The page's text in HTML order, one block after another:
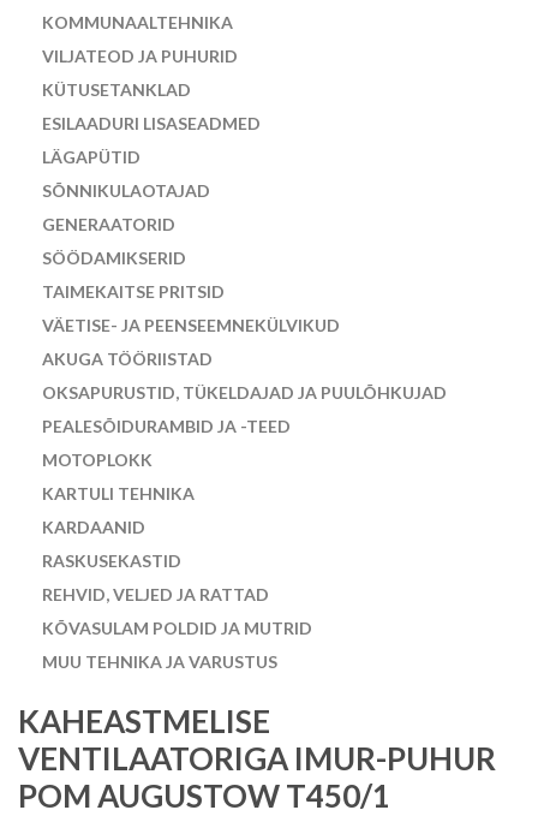
KOMMUNAALTEHNIKA
VILJATEOD JA PUHURID
KÜTUSETANKLAD
ESILAADURI LISASEADMED
LÄGAPÜTID
SÕNNIKULAOTAJAD
GENERAATORID
SÖÖDAMIKSERID
TAIMEKAITSE PRITSID
VÄETISE- JA PEENSEEMNEKÜLVIKUD
AKUGA TÖÖRIISTAD
OKSAPURUSTID, TÜKELDAJAD JA PUULÕHKUJAD
PEALESÕIDURAMBID JA -TEED
MOTOPLOKK
KARTULI TEHNIKA
KARDAANID
RASKUSEKASTID
REHVID, VELJED JA RATTAD
KÕVASULAM POLDID JA MUTRID
MUU TEHNIKA JA VARUSTUS
KAHEASTMELISE
VENTILAATORIGA IMUR-PUHUR
POM AUGUSTOW T450/1